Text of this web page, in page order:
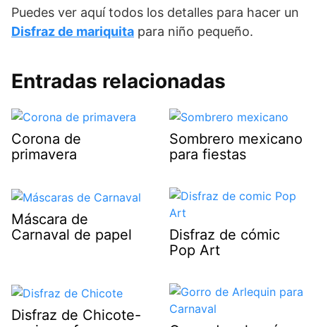
Puedes ver aquí todos los detalles para hacer un
Disfraz de mariquita para niño pequeño.
Entradas relacionadas
Corona de
primavera
Sombrero mexicano
para fiestas
Máscara de
Carnaval de papel
Disfraz de cómic
Pop Art
Disfraz de Chicote-